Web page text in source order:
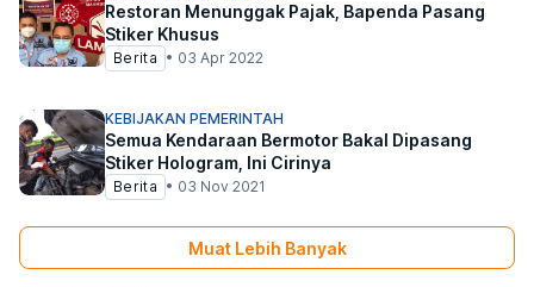
Restoran Menunggak Pajak, Bapenda Pasang
Stiker Khusus
Berita • 03 Apr 2022
KEBIJAKAN PEMERINTAH
Semua Kendaraan Bermotor Bakal Dipasang
Stiker Hologram, Ini Cirinya
Berita • 03 Nov 2021
Muat Lebih Banyak